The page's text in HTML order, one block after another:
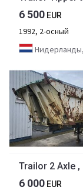
6 500 EUR
1992, 2-осный
Нидерланды,
6 000 EUR